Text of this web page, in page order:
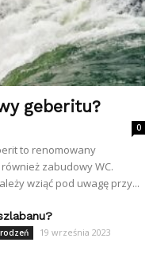
geberitu?
0
to renomowany
zabudowy WC.
wziąć pod uwagę przy...
19 września 2023